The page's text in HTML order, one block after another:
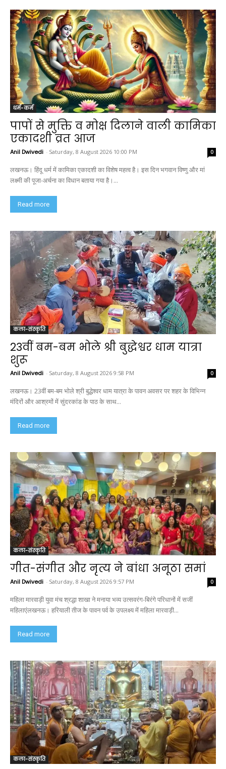
धर्म-कर्म
पापों से मुक्ति व मोक्ष दिलाने वाली कामिका
एकादशी व्रत आज
Anil Dwivedi - Saturday, 8 August 2026 10:00 PM 0
लखनऊ। हिंदू धर्म में कामिका एकादशी का विशेष महत्व है। इस दिन भगवान विष्णु और मां
लक्ष्मी की पूजा-अर्चना का विधान बताया गया है।...
Read more
कला-संस्कृति
23वीं बम-बम भोले श्री बुद्धेश्वर धाम यात्रा
शुरू
Anil Dwivedi - Saturday, 8 August 2026 9:58 PM 0
लखनऊ। 23वीं बम-बम भोले श्री बुद्धेश्वर धाम यात्रा के पावन अवसर पर शहर के विभिन्न
मंदिरों और आश्रमों में सुंदरकांड के पाठ के साथ...
Read more
कला-संस्कृति
गीत-संगीत और नृत्य ने बांधा अनूठा समां
Anil Dwivedi - Saturday, 8 August 2026 9:57 PM 0
महिला मारवाड़ी युवा मंच श्रद्धा शाखा ने मनाया भव्य उत्सवरंग-बिरंगे परिधानों में सजीं
महिलाएंलखनऊ। हरियाली तीज के पावन पर्व के उपलक्ष्य में महिला मारवाड़ी...
Read more
कला-संस्कृति